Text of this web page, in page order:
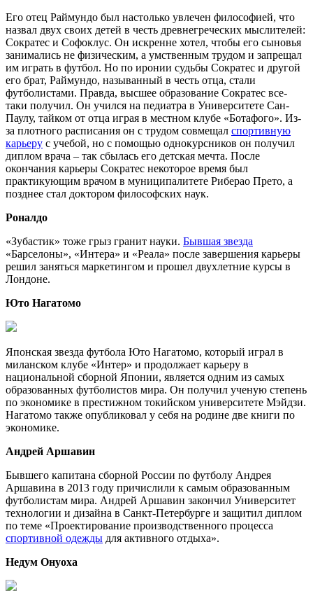
Его отец Раймундо был настолько увлечен философией, что
назвал двух своих детей в честь древнегреческих мыслителей:
Сократес и Софоклус. Он искренне хотел, чтобы его сыновья
занимались не физическим, а умственным трудом и запрещал
им играть в футбол. Но по иронии судьбы Сократес и другой
его брат, Раймундо, называнный в честь отца, стали
футболистами. Правда, высшее образование Сократес все-
таки получил. Он учился на педиатра в Университете Сан-
Паулу, тайком от отца играя в местном клубе «Ботафого». Из-
за плотного расписания он с трудом совмещал спортивную
карьеру с учебой, но с помощью однокурсников он получил
диплом врача – так сбылась его детская мечта. После
окончания карьеры Сократес некоторое время был
практикующим врачом в муниципалитете Риберао Прето, а
позднее стал доктором философских наук.
Роналдо
«Зубастик» тоже грыз гранит науки. Бывшая звезда
«Барселоны», «Интера» и «Реала» после завершения карьеры
решил заняться маркетингом и прошел двухлетние курсы в
Лондоне.
Юто Нагатомо
Японская звезда футбола Юто Нагатомо, который играл в
миланском клубе «Интер» и продолжает карьеру в
национальной сборной Японии, является одним из самых
образованных футболистов мира. Он получил ученую степень
по экономике в престижном токийском университете Мэйдзи.
Нагатомо также опубликовал у себя на родине две книги по
экономике.
Андрей Аршавин
Бывшего капитана сборной России по футболу Андрея
Аршавина в 2013 году причислили к самым образованным
футболистам мира. Андрей Аршавин закончил Университет
технологии и дизайна в Санкт-Петербурге и защитил диплом
по теме «Проектирование производственного процесса
спортивной одежды для активного отдыха».
Недум Онуоха